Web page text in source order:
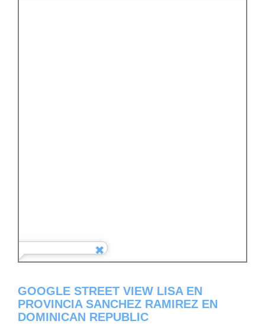
GOOGLE STREET VIEW LISA EN
PROVINCIA SANCHEZ RAMIREZ EN
DOMINICAN REPUBLIC